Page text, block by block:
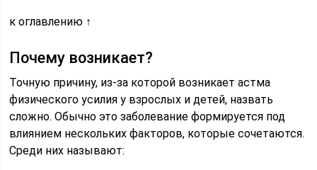
к оглавлению ↑
Почему возникает?
Точную причину, из-за которой возникает астма
физического усилия у взрослых и детей, назвать
сложно. Обычно это заболевание формируется под
влиянием нескольких факторов, которые сочетаются.
Среди них называют: